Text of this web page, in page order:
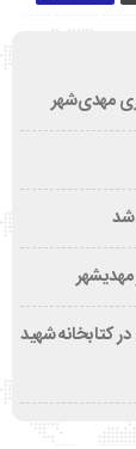
مهدی‌شهر
کتابخانه شهید